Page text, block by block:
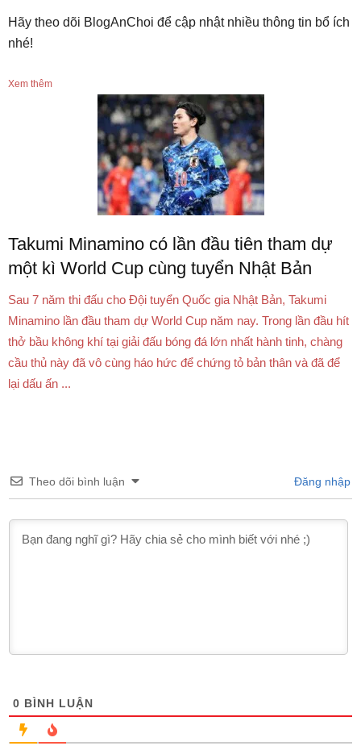
Hãy theo dõi BlogAnChoi để cập nhật nhiều thông tin bổ ích
nhé!
Xem thêm
Takumi Minamino có lần đầu tiên tham dự
một kì World Cup cùng tuyển Nhật Bản
Sau 7 năm thi đấu cho Đội tuyển Quốc gia Nhật Bản, Takumi
Minamino lần đầu tham dự World Cup năm nay. Trong lần đầu hít
thở bầu không khí tại giải đấu bóng đá lớn nhất hành tinh, chàng
cầu thủ này đã vô cùng háo hức để chứng tỏ bản thân và đã để
lại dấu ấn ...
Theo dõi bình luận Đăng nhập
0 BÌNH LUẬN